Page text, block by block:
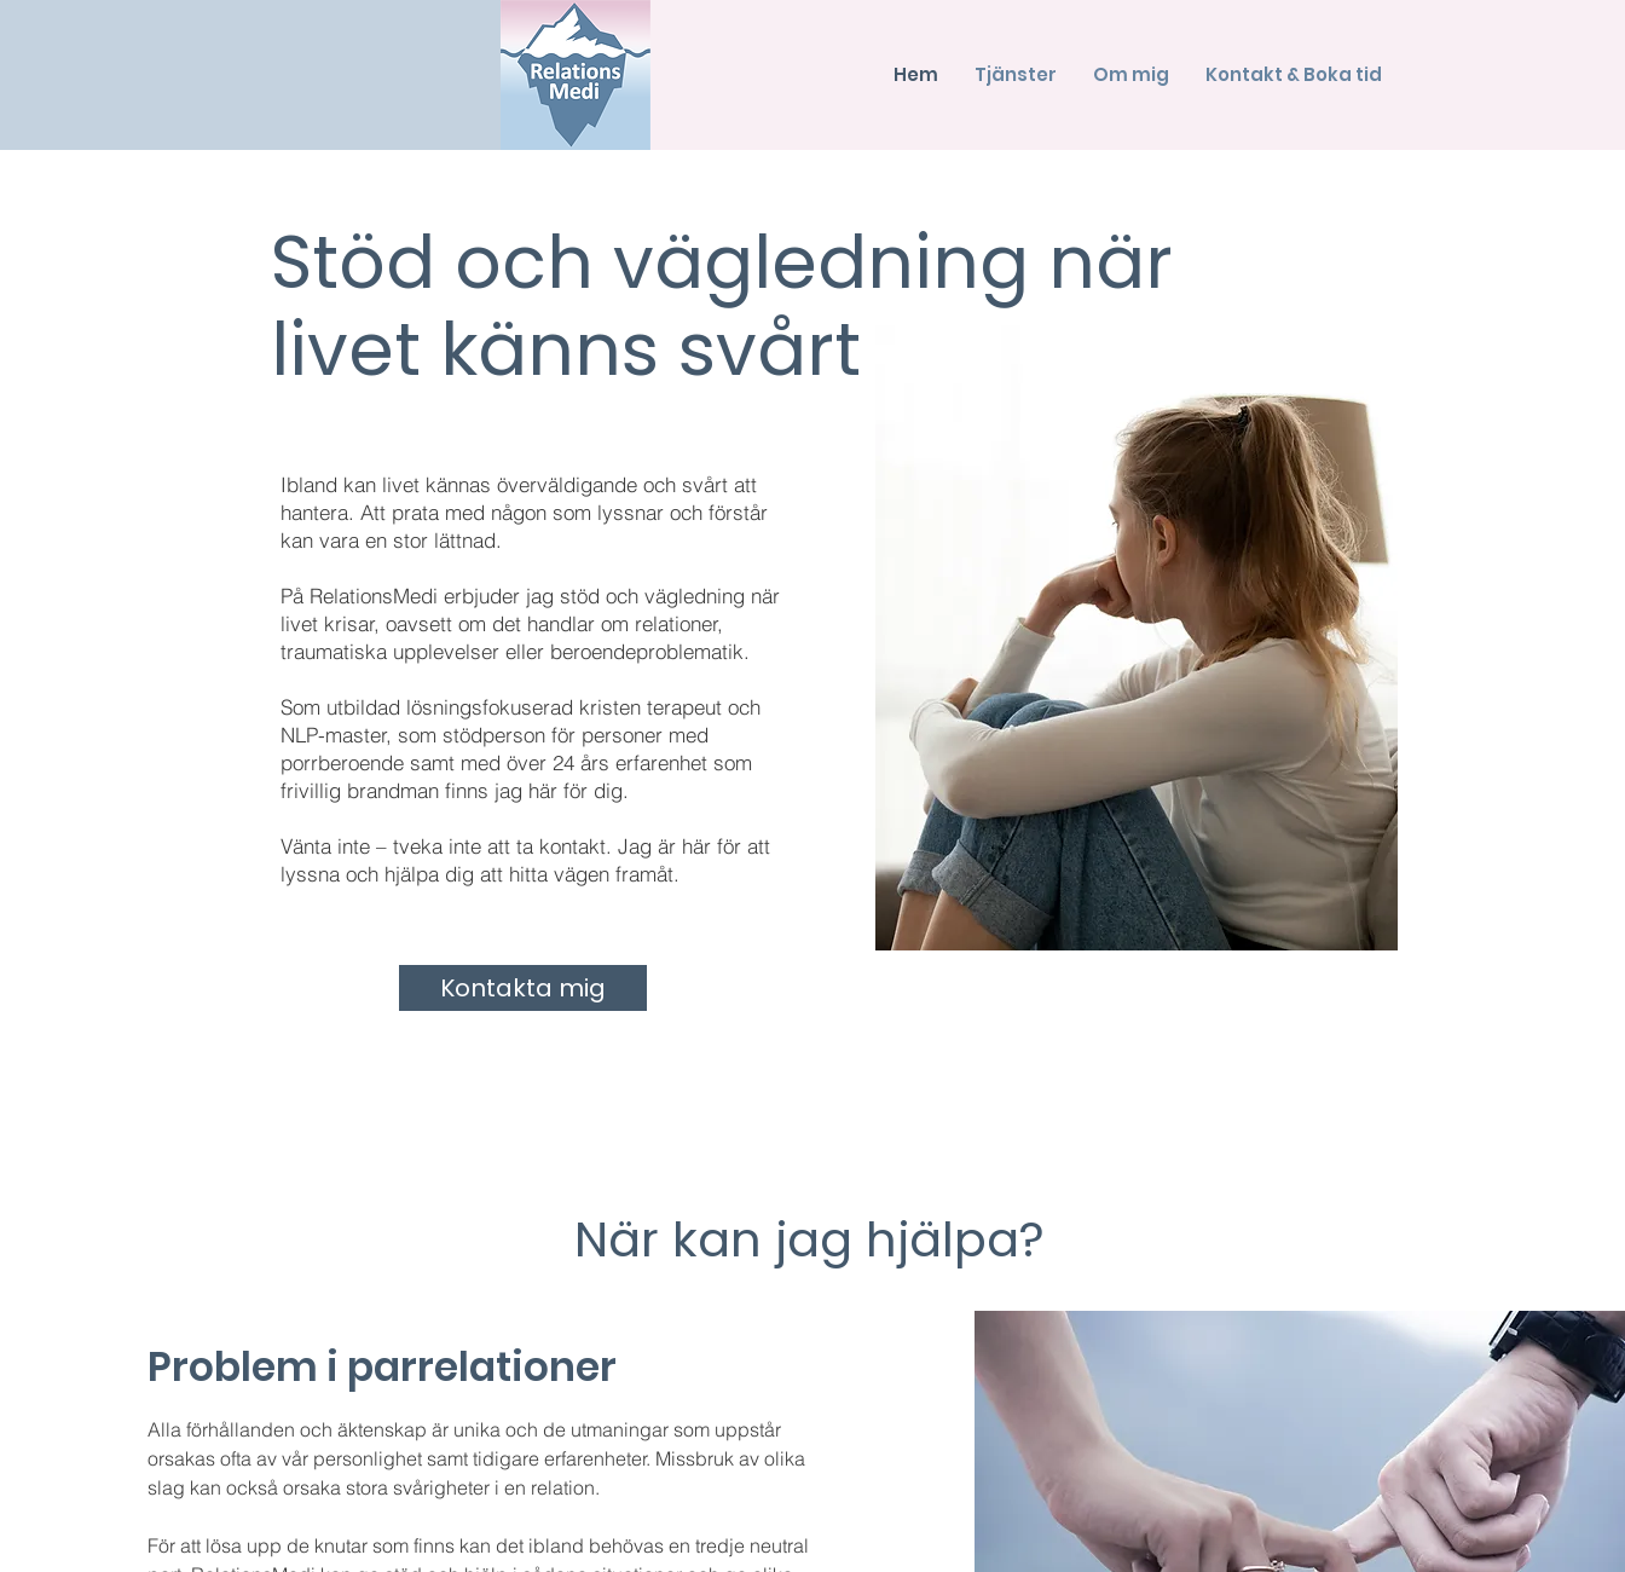
Hem Tjänster Om mig Kontakt & Boka tid
Ibland kan livet kännas överväldigande och svårt att
hantera. Att prata med någon som lyssnar och förstår
kan vara en stor lättnad.
På RelationsMedi erbjuder jag stöd och vägledning när
livet krisar, oavsett om det handlar om relationer,
traumatiska upplevelser eller beroendeproblematik.
Som utbildad lösningsfokuserad kristen terapeut och
NLP-master, som stödperson för personer med
porrberoende samt med över 24 års erfarenhet som
frivillig brandman finns jag här för dig.
Vänta inte – tveka inte att ta kontakt. Jag är här för att
lyssna och hjälpa dig att hitta vägen framåt.
Stöd och vägledning när
livet känns svårt
Kontakta mig
När kan jag hjälpa?
Problem i parrelationer
Alla förhållanden och äktenskap är unika och de utmaningar som uppstår
orsakas ofta av vår personlighet samt tidigare erfarenheter. Missbruk av olika
slag kan också orsaka stora svårigheter i en relation.
För att lösa upp de knutar som finns kan det ibland behövas en tredje neutral